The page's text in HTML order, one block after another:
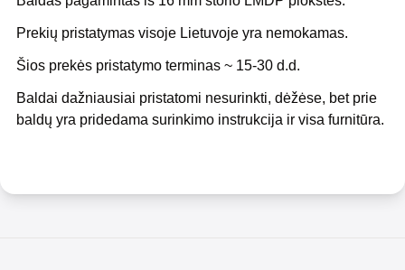
Prekių pristatymas visoje Lietuvoje yra nemokamas.
Šios prekės pristatymo terminas ~ 15-30 d.d.
Baldai dažniausiai pristatomi nesurinkti, dėžėse, bet prie
baldų yra pridedama surinkimo instrukcija ir visa furnitūra.